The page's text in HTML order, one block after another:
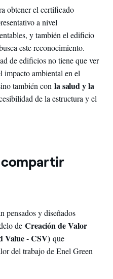
obtener el certificado
a nivel
y también el edificio
este reconocimiento.
de edificios no tiene que ver
impacto ambiental en el
también con la salud y la
de la estructura y el
compartir
pensados y diseñados
de Creación de Valor
Value - CSV)que
del trabajo de Enel Green